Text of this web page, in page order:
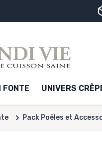
FONTE UNIVERS
Pack Poêles et